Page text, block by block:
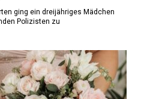
ging ein dreijähriges Mädchen
Polizisten zu